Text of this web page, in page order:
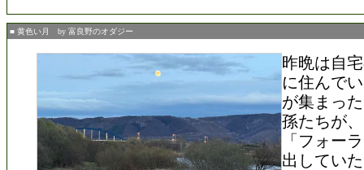
■ 黄色い月 by 富良野のオダジー
昨晩は自
に住んで
が集まっ
孫たちが
「フォー
出してい